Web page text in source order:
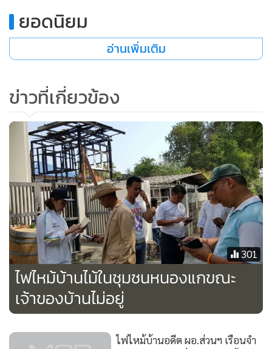
•
วิทยาศาสตร์
• หุ้น
• กองทุนรวม
• Celeb Online
Factcheck
ญี่ปุ่น
News1
• Gotomanager
ยอดนิยม
อ่านเพิ่มเติม
ข่าวที่เกี่ยวข้อง
301
ไฟไหม้บ้านไม้ในชุมชนหนองแกขณะ
เจ้าของบ้านไม่อยู่
ไฟไหม้บ้านอดีต ผอ.ส่วนฯ เรือนจำ